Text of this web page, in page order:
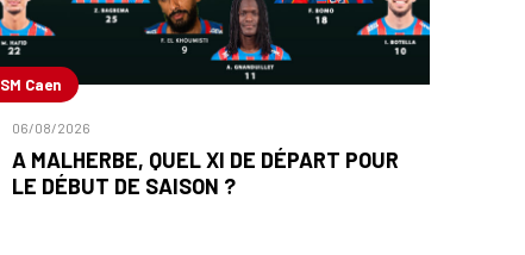
SM Caen
06/08/2026
A MALHERBE, QUEL XI DE DÉPART POUR
LE DÉBUT DE SAISON ?